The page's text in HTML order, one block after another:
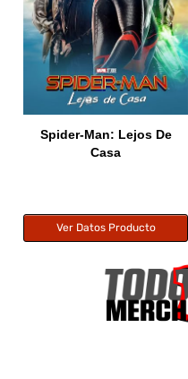
Spider-Man: Lejos De
Casa
Ver Datos Producto